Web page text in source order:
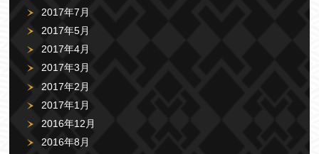
2017年7月
2017年5月
2017年4月
2017年3月
2017年2月
2017年1月
2016年12月
2016年8月